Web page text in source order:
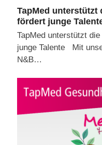
TapMed unterstützt
fördert junge
TapMed unterstützt
junge Talente Mit
N&B…